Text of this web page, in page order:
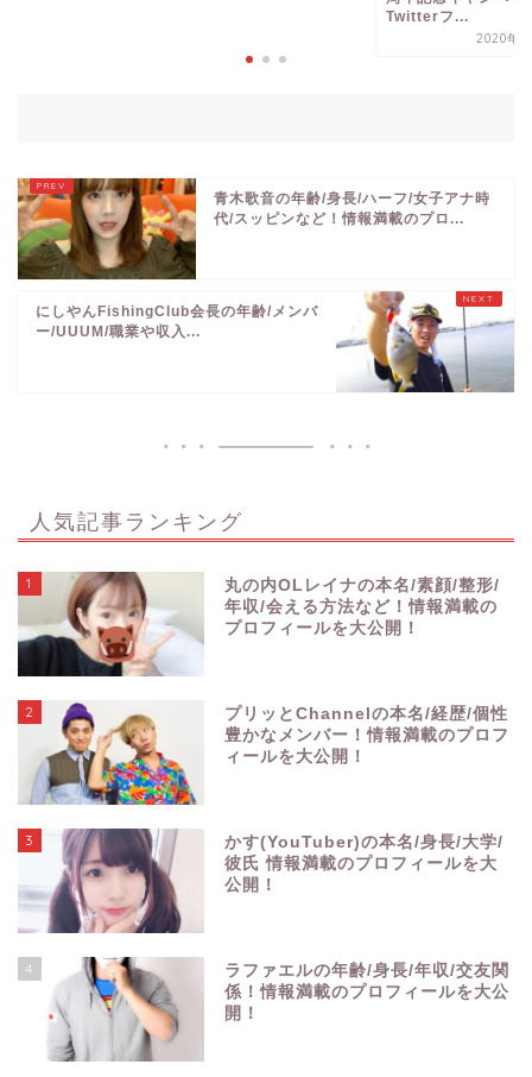
青木歌音の年齢/身長/ハーフ/女子アナ時
代/スッピンなど！情報満載のプロ...
にしやんFishingClub会長の年齢/メンバ
ー/UUUM/職業や収入...
人気記事ランキング
1
丸の内OLレイナの本名/素顔/整形/
年収/会える方法など！情報満載の
プロフィールを大公開！
2
プリッとChannelの本名/経歴/個性
豊かなメンバー！情報満載のプロフ
ィールを大公開！
3
かす(YouTuber)の本名/身長/大学/
彼氏 情報満載のプロフィールを大
公開！
4
ラファエルの年齢/身長/年収/交友関
係！情報満載のプロフィールを大公
開！